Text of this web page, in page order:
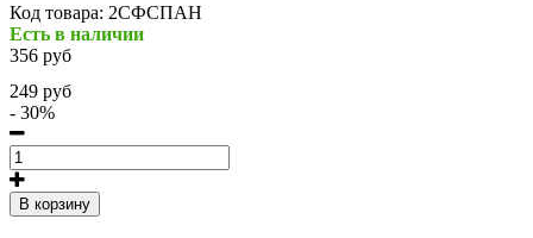
Код товара: 2СФСПАН
Есть в наличии
356 руб
249 руб
- 30%
В корзину